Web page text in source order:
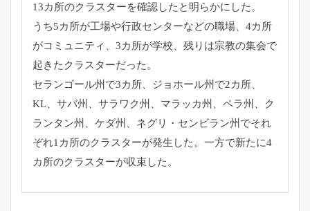
13カ所のクラスターを確認したと明らかにした。
うち5カ所が工場や行政センターなどの職場、 4カ所
がコミュニティ、3カ所が学校、 残りは宗教の集会で
起きたクラスターだった。
セランゴール州で3カ所、ジョホール州で2カ所、
KL、サバ州、 サラワク州、マラッカ州、ペラ州、ク
ランタン州、ケダ州、 ネグリ・センビラン州でそれ
ぞれ1カ所のクラスターが発生した。 一方で新たに4
カ所のクラスターが収束した。